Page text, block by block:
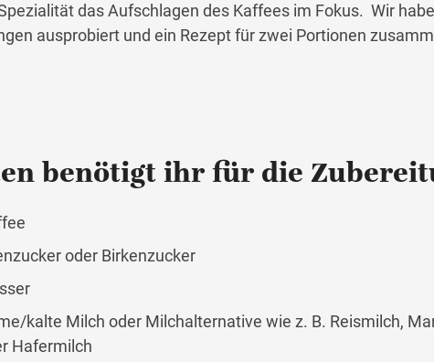
das Aufschlagen des Kaffees im Fokus. Wir
ausprobiert und ein Rezept für zwei Portionen
benötigt ihr für die
oder Birkenzucker
kalte Milch oder Milchalternative wie z. B. Reismilch,
Hafermilch